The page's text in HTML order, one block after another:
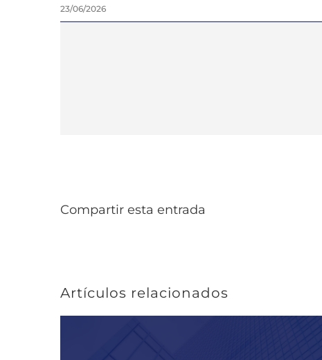
23/06/2026
Compartir esta entrada
Artículos relacionados